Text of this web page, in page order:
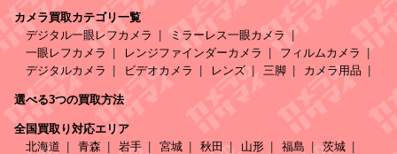
カメラ買取カテゴリ一覧
デジタル一眼レフカメラ
ミラーレス一眼カメラ
一眼レフカメラ
レンジファインダーカメラ
フィルムカメラ
デジタルカメラ
ビデオカメラ レンズ 三脚 カメラ用品
選べる3つの買取方法
全国買取り対応エリア
北海道
青森 岩手 宮城 秋田 山形 福島
茨城